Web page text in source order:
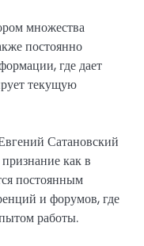
множества
постоянно
где дает
текущую
Сатановский
как в
постоянным
и форумов, где
работы.